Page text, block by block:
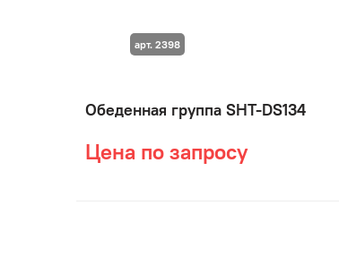
Обеденная группа SHT-DS134
Цена по запросу
арт. 2398